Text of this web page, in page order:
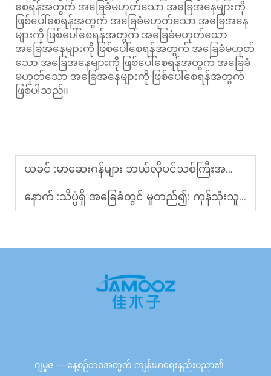
စေရန်အတွက် အခြေခံမဟုတ်သော အခြေအနေများကို
ဖြစ်ပေါ်စေရန်အတွက် အခြေခံမဟုတ်သော အခြေအနေ
များကို ဖြစ်ပေါ်စေရန်အတွက် အခြေခံမဟုတ်သော
အခြေအနေများကို ဖြစ်ပေါ်စေရန်အတွက် အခြေခံမဟုတ်
သော အခြေအနေများကို ဖြစ်ပေါ်စေရန်အတွက် အခြေခံ
မဟုတ်သော အခြေအနေများကို ဖြစ်ပေါ်စေရန်အတွက်
ဖြစ်ပါသည်။
ယခင် :မာဆေးဂန်များ ဘယ်လိုပင်သစ်ကြီးအရေးကြီးသော ပစ္စည်းများဖြစ်လာခဲ့တယ်။ ဂျင်များနှင့် ဝেလနက် ဘရန်ဒ်များအတွက်
နောက် :သိပ္ပံရှိ အခြေခံတွင် မူတည်၍: ကုန်သုံးသူများသည် ဘယ်လိုကြောင့် အီလက်ထရီကယ် မက်ဆေ့ဂါများတွင် ရှုံးလှုပ်ရှားမှု လုပ်ဆောင်နေကြသနည်း
ဂျမူဇ — နေ့စဉ်ဘဝအတွက် ကျန်းမာရေးနည်းပညာ၏